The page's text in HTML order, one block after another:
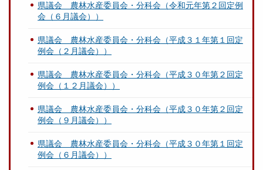
県議会 農林水産委員会・分科会（令和元年第２回定例
会（６月議会））
県議会 農林水産委員会・分科会（平成３１年第１回定
例会（２月議会））
県議会 農林水産委員会・分科会（平成３０年第２回定
例会（１２月議会））
県議会 農林水産委員会・分科会（平成３０年第２回定
例会（９月議会））
県議会 農林水産委員会・分科会（平成３０年第１回定
例会（６月議会））